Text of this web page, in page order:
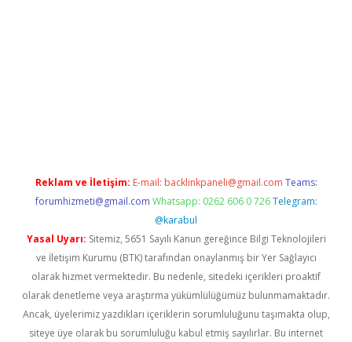
Reklam ve İletişim: E-mail: backlinkpaneli@gmail.com Teams:
forumhizmeti@gmail.com Whatsapp: 0262 606 0 726 Telegram:
@karabul
Yasal Uyarı: Sitemiz, 5651 Sayılı Kanun gereğince Bilgi Teknolojileri
ve İletişim Kurumu (BTK) tarafından onaylanmış bir Yer Sağlayıcı
olarak hizmet vermektedir. Bu nedenle, sitedeki içerikleri proaktif
olarak denetleme veya araştırma yükümlülüğümüz bulunmamaktadır.
Ancak, üyelerimiz yazdıkları içeriklerin sorumluluğunu taşımakta olup,
siteye üye olarak bu sorumluluğu kabul etmiş sayılırlar. Bu internet